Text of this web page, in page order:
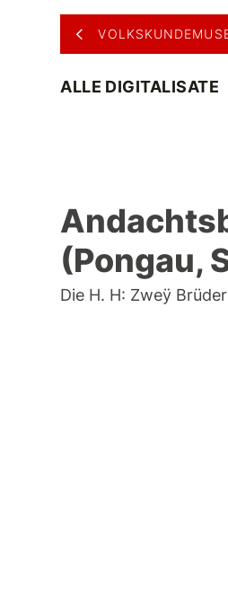
ALLE DIGITALISATE
(Pongau,
Die H. H: Zweÿ